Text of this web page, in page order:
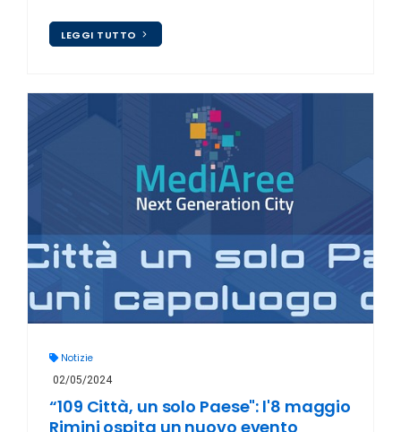
LEGGI TUTTO
Notizie
02/05/2024
“109 Città, un solo Paese": l'8 maggio
Rimini ospita un nuovo evento